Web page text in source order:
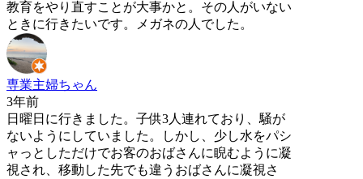
教育をやり直すことが大事かと。その人がいない
ときに行きたいです。メガネの人でした。
専業主婦ちゃん
3年前
日曜日に行きました。子供3人連れており、騒が
ないようにしていました。しかし、少し水をパシ
ャっとしただけでお客のおばさんに睨むように凝
視され、移動した先でも違うおばさんに凝視さ